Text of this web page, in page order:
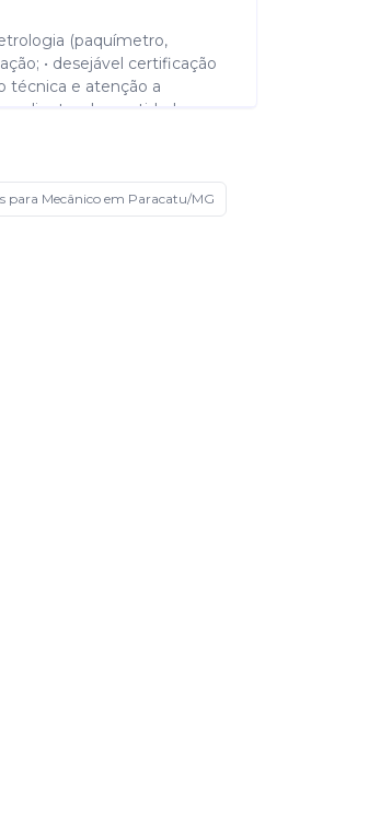
(paquímetro,
• desejável certificação
técnica e atenção a
cliente. • honestidade
motores e transmissão; •
para Mecânico em Paracatu/MG